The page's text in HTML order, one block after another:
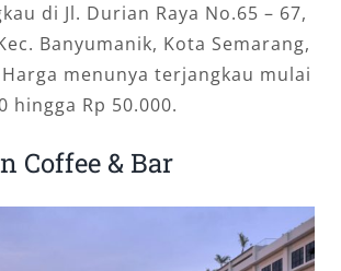
di Jl. Durian Raya No.65 – 67,
Banyumanik, Kota Semarang,
Harga menunya terjangkau mulai
hingga Rp 50.000.
Coffee & Bar